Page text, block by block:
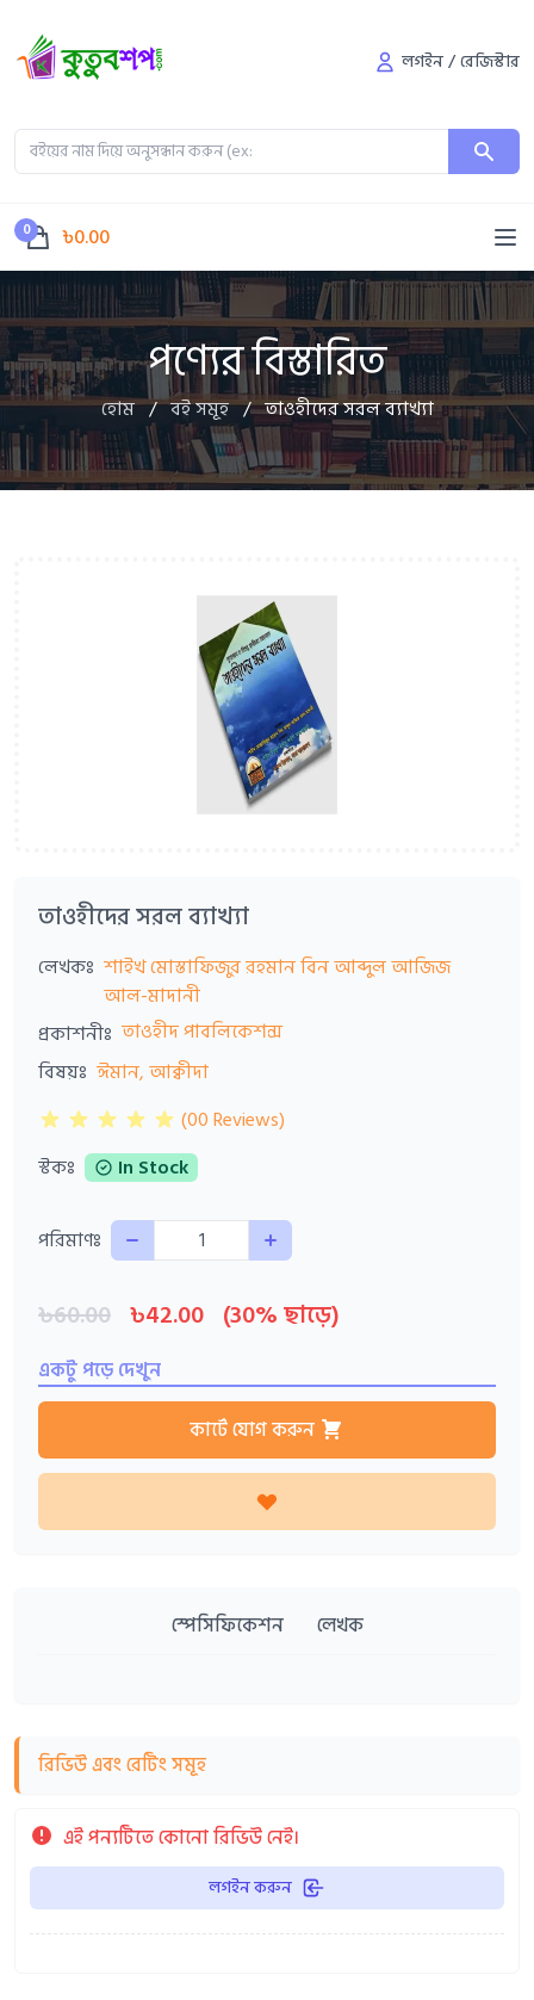
লগইন/রেজিস্টার
0 ৳0.00
পণ্যের বিস্তারিত
হোম / বই সমূহ / তাওহীদের সরল ব্যাখ্যা
তাওহীদের সরল ব্যাখ্যা
লেখকঃ শাইখ মোস্তাফিজুর রহমান বিন আব্দুল আজিজ
আল-মাদানী
প্রকাশনীঃ তাওহীদ পাবলিকেশন্স
বিষয়ঃ ঈমান, আক্বীদা
(00 Reviews)
স্টকঃ
In Stock
পরিমাণঃ Quantity
৳60.00 ৳42.00 (30% ছাড়ে)
একটু পড়ে দেখুন
কার্টে যোগ করুন
স্পেসিফিকেশন লেখক
রিভিউ এবং রেটিং সমূহ
এই পন্যটিতে কোনো রিভিউ নেই।
লগইন করুন